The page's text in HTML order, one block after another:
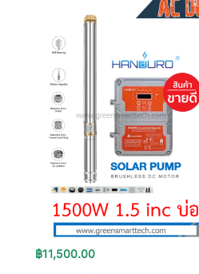
฿11,500.00